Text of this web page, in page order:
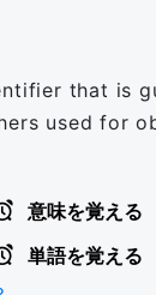
that is
used for
意味を覚える
単語を覚える